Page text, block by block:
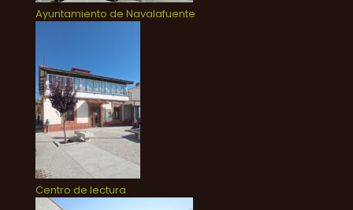
Ayuntamiento de Navalafuente
Centro de lectura